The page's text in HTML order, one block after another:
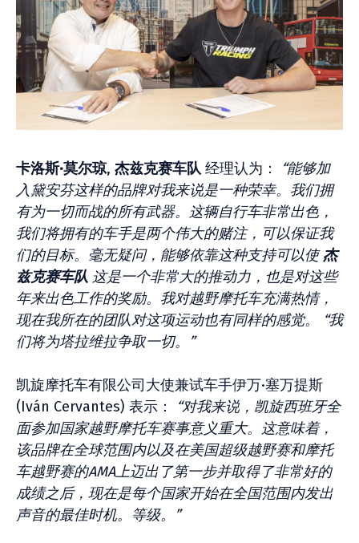
卡洛斯·莫尔琼, 杰兹克赛车队 经理认为：
“能够加
入黛安芬这样的品牌对我来说是一种荣幸。我们拥
有为一切而战的所有武器。这辆自行车非常出色，
我们将拥有的车手是两个伟大的赌注，可以保证我
们的目标。毫无疑问，能够依靠这种支持可以使杰
兹克赛车队 这是一个非常大的推动力，也是对这些
年来出色工作的奖励。我对越野摩托车充满热情，
现在我所在的团队对这项运动也有同样的感觉。 “我
们将为塔拉维拉争取一切。”
凯旋摩托车有限公司大使兼试车手伊万·塞万提斯
(Iván Cervantes) 表示：
“对我来说，凯旋西班牙全
面参加国家越野摩托车赛事意义重大。这意味着，
该品牌在全球范围内以及在美国超级越野赛和摩托
车越野赛的AMA上迈出了第一步并取得了非常好的
成绩之后，现在是每个国家开始在全国范围内发出
声音的最佳时机。等级。”